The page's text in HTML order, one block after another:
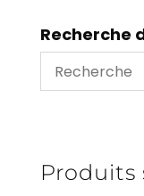
110
00
457
A
Recherche
Produits